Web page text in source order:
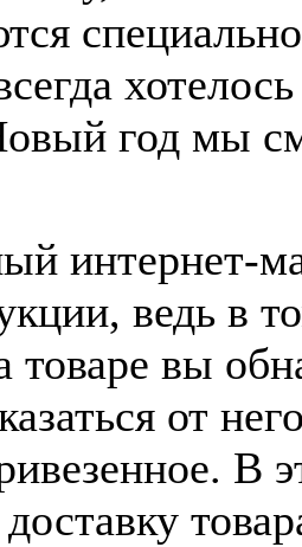
год мы
интернет-
ведь в
товаре вы
от
В